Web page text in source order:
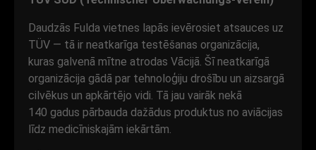
Daudzās Fulda vietnes lapās ievērosiet atsauces uz
TÜV — tā ir neatkarīga testēšanas organizācija,
kuras galvenā mītne atrodas Vācijā. Šī neatkarīgā
organizācija gādā par tehnoloģiju drošību un aizsargā
cilvēkus un apkārtējo vidi. Tā jau vairāk nekā
140 gadus pārbauda dažādus produktus no aviācijas
līdz medicīniskajām iekārtām.